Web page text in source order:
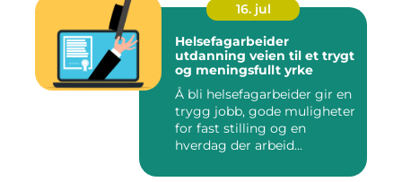
16. jul
Helsefagarbeider
utdanning veien til et trygt
og meningsfullt yrke
Å bli helsefagarbeider gir en
trygg jobb, gode muligheter
for fast stilling og en
hverdag der arbeid...